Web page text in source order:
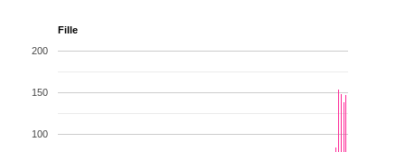
Fille
100
150
200